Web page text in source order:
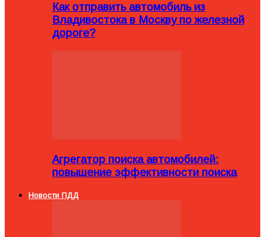
Как отправить автомобиль из
Владивостока в Москву по железной
дороге?
Агрегатор поиска автомобилей:
повышение эффективности поиска
Новости ПДД